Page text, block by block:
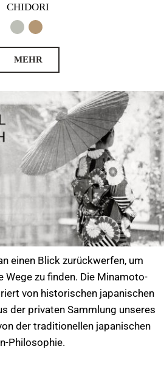
CHIDORI
MEHR
einen Blick zurückwerfen, um
Wege zu finden. Die Minamoto-
von historischen japanischen
der privaten Sammlung unseres
der traditionellen japanischen
Philosophie.